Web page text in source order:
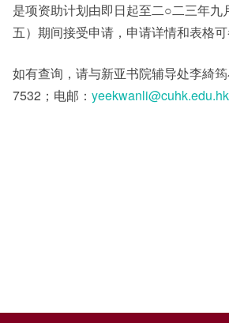
其他
是项资助计划由即日起至二○二三年九
五）期间接受申请，申请详情和表格
如有查询，请与新亚书院辅导处李綺
7532；电邮： yeekwanli@cuhk.edu.hk